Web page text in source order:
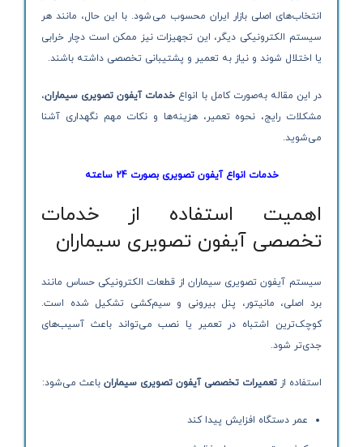
انتخاب‌های اصلی بازار ایران محسوب می‌شود. با این حال، مانند هر
سیستم الکترونیکی دیگر، این تجهیزات نیز ممکن است دچار خرابی
یا اختلال شوند و نیاز به تعمیر و پشتیبانی تخصصی داشته باشند.
در این مقاله به‌صورت کامل با انواع خدمات آیفون تصویری سیماران،
مشکلات رایج، نحوه تعمیر، هزینه‌ها و نکات مهم نگهداری آشنا
می‌شوید.
خدمات انواع آیفون تصویری بصورت 24 ساعته
اهمیت استفاده از خدمات
تخصصی آیفون تصویری سیماران
سیستم آیفون تصویری سیماران از قطعات الکترونیکی حساس مانند
برد اصلی، مانیتور، پنل بیرونی و سیم‌کشی تشکیل شده است.
کوچک‌ترین اشتباه در تعمیر یا نصب می‌تواند باعث آسیب‌های
جدی‌تر شود.
استفاده ازتعمیرات تخصصی آیفون تصویری سیماران باعث می‌شود:
عمر دستگاه افزایش پیدا کند